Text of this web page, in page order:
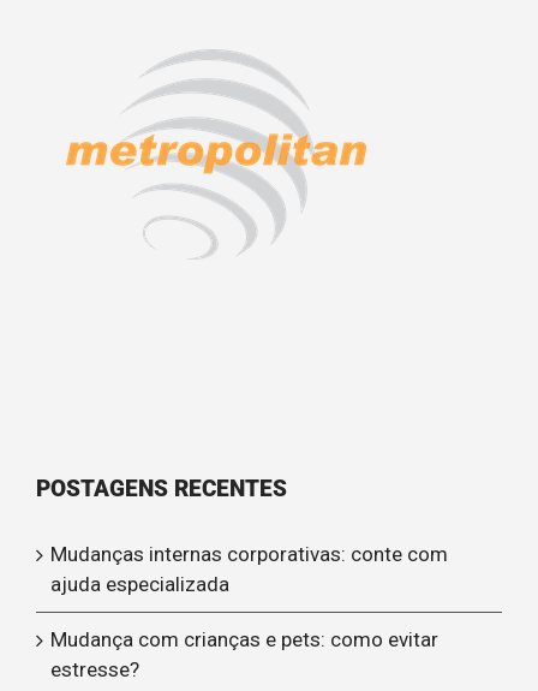
POSTAGENS RECENTES
Mudanças internas corporativas: conte com
ajuda especializada
Mudança com crianças e pets: como evitar
estresse?